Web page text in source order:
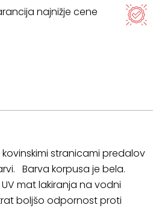
najnižje cene
stranicami predalov
Barva korpusa je bela.
mat lakiranja na vodni
boljšo odpornost proti